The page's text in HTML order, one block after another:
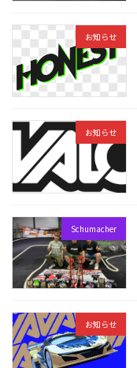
お知らせ
お知らせ
Schumacher
お知らせ